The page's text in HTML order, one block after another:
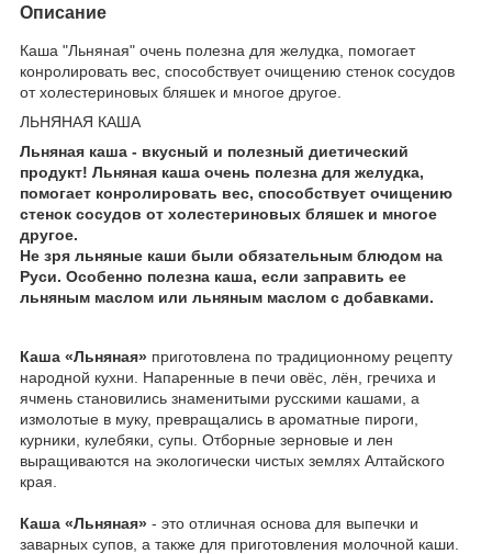
Описание
Каша "Льняная" очень полезна для желудка, помогает
конролировать вес, способствует очищению стенок сосудов
от холестериновых бляшек и многое другое.
ЛЬНЯНАЯ КАША
Льняная каша - вкусный и полезный диетический
продукт! Льняная каша очень полезна для желудка,
помогает конролировать вес, способствует очищению
стенок сосудов от холестериновых бляшек и многое
другое.
Не зря льняные каши были обязательным блюдом на
Руси. Особенно полезна каша, если заправить ее
льняным маслом или льняным маслом с добавками.
Каша «Льняная» приготовлена по традиционному рецепту
народной кухни. Напаренные в печи овёс, лён, гречиха и
ячмень становились знаменитыми русскими кашами, а
измолотые в муку, превращались в ароматные пироги,
курники, кулебяки, супы. Отборные зерновые и лен
выращиваются на экологически чистых землях Алтайского
края.
Каша «Льняная» - это отличная основа для выпечки и
заварных супов, а также для приготовления молочной каши.